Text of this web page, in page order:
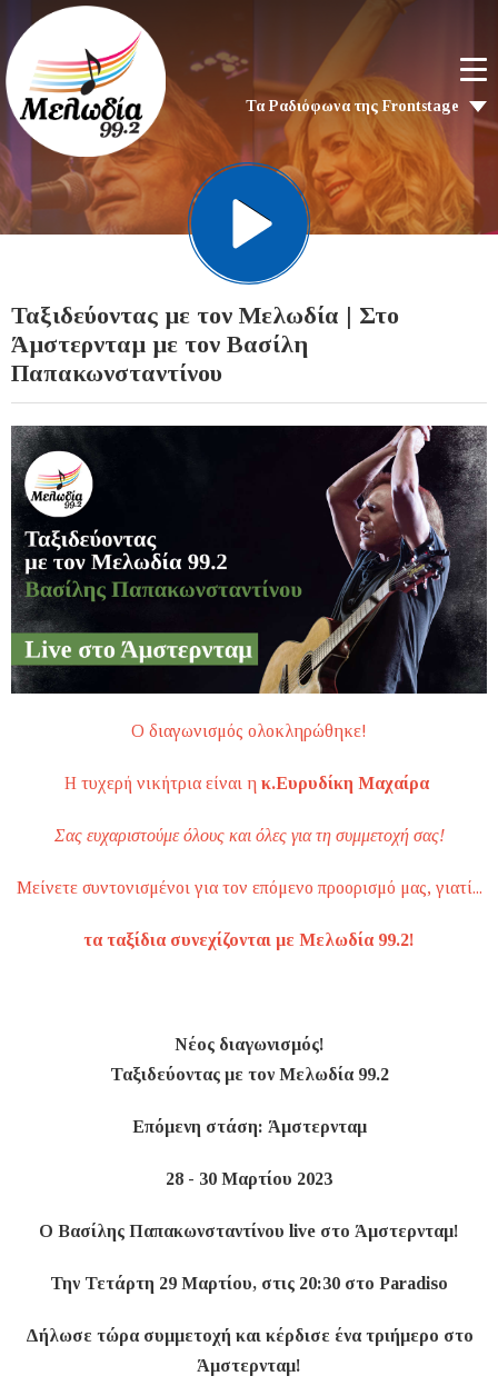
Τα Ραδιόφωνα της Frontstage
Ταξιδεύοντας με τον Μελωδία | Στο
Άμστερνταμ με τον Βασίλη
Παπακωνσταντίνου
Ο διαγωνισμός ολοκληρώθηκε!
Η τυχερή νικήτρια είναι η κ.Ευρυδίκη Μαχαίρα
Σας ευχαριστούμε όλους και όλες για τη συμμετοχή σας!
Μείνετε συντονισμένοι για τον επόμενο προορισμό μας, γιατί...
τα ταξίδια συνεχίζονται με Μελωδία 99.2!
Νέος διαγωνισμός!
Ταξιδεύοντας με τον Μελωδία 99.2
Επόμενη στάση: Άμστερνταμ
28 - 30 Μαρτίου 2023
Ο Βασίλης Παπακωνσταντίνου live στο Άμστερνταμ!
Την Τετάρτη 29 Μαρτίου, στις 20:30 στο Paradiso
Δήλωσε τώρα συμμετοχή και κέρδισε ένα τριήμερο στo
Άμστερνταμ!